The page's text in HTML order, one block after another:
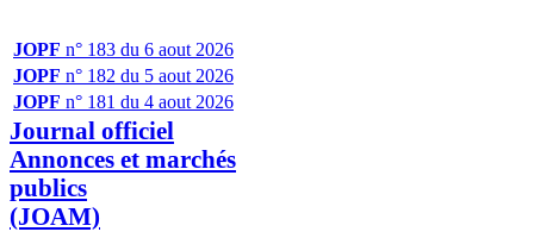
JOPF n° 183 du 6 aout 2026
JOPF n° 182 du 5 aout 2026
JOPF n° 181 du 4 aout 2026
Journal officiel
Annonces et marchés
publics
(JOAM)